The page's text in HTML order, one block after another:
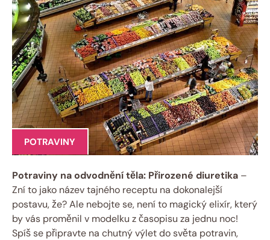
POTRAVINY
Potraviny na odvodnění těla: Přirozené diuretika –
Zní to jako název tajného receptu na dokonalejší
postavu, že? Ale nebojte se, není to magický elixír, který
by vás proměnil v modelku z časopisu za jednu noc!
Spíš se připravte na chutný výlet do světa potravin,